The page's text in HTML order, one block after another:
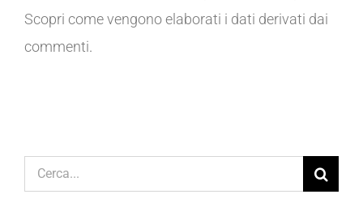
Questo sito utilizza Akismet per ridurre lo spam.
Scopri come vengono elaborati i dati derivati dai
Cerca